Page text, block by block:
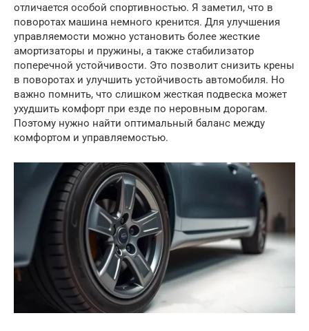
отличается особой спортивностью. Я заметил, что в
поворотах машина немного кренится. Для улучшения
управляемости можно установить более жесткие
амортизаторы и пружины, а также стабилизатор
поперечной устойчивости. Это позволит снизить крены
в поворотах и улучшить устойчивость автомобиля. Но
важно помнить, что слишком жесткая подвеска может
ухудшить комфорт при езде по неровным дорогам.
Поэтому нужно найти оптимальный баланс между
комфортом и управляемостью.